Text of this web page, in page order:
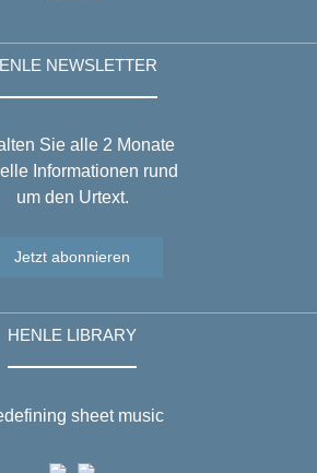
NEWSLETTER
Sie alle 2 Monate
Informationen rund
um den Urtext.
Jetzt abonnieren
HENLE LIBRARY
sheet music